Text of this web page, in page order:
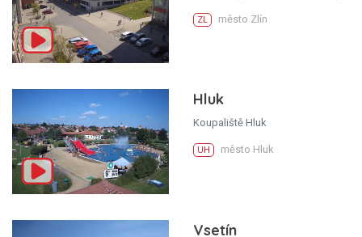
ZL město Zlín
Hluk
Koupaliště Hluk
UH město Hluk
Vsetín